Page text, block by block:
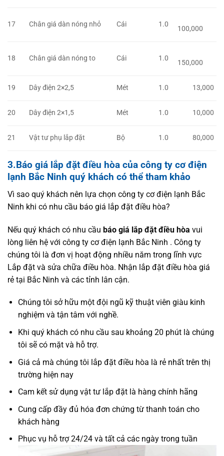
17 Chân giá dàn nóng nhỏ Cái 1.0
100,000
18 Chân giá dàn nóng to Cái 1.0
150,000
19 Dây điện 2×2,5 Mét 1.0 13,000
20 Dây điện 2×1,5 Mét 1.0 10,000
21 Vật tư phụ lắp đặt Bộ 1.0 80,000
3.Báo giá lắp đặt điều hòa của công ty cơ điện
lạnh Bắc Ninh quý khách có thể tham khảo
Vì sao quý khách nên lựa chọn công ty cơ điện lạnh Bắc
Ninh khi có nhu cầu báo giá lắp đặt điều hòa?
Nếu quý khách có nhu cầu báo giá lắp đặt điều hòa vui
lòng liên hệ với công ty cơ điện lạnh Bắc Ninh . Công ty
chúng tôi là đơn vị hoạt động nhiều năm trong lĩnh vực
Lắp đặt và sửa chữa điều hòa. Nhận lắp đặt điều hòa giá
rẻ tại Bắc Ninh và các tỉnh lân cận.
Chúng tôi sở hữu một đội ngũ kỹ thuật viên giàu kinh
nghiệm và tận tâm với nghề.
Khi quý khách có nhu cầu sau khoảng 20 phút là chúng
tôi sẽ có mặt và hỗ trợ.
Giá cả mà chúng tôi lắp đặt điều hòa là rẻ nhất trên thị
trường hiện nay
Cam kết sử dụng vật tư lắp đặt là hàng chính hãng
Cung cấp đầy đủ hóa đơn chứng từ thanh toán cho
khách hàng
Phục vụ hỗ trợ 24/24 và tất cả các ngày trong tuần